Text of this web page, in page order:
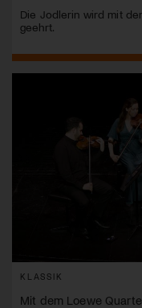
Die Jodlerin wird mit
geehrt.
KLASSIK
Mit dem Loewe